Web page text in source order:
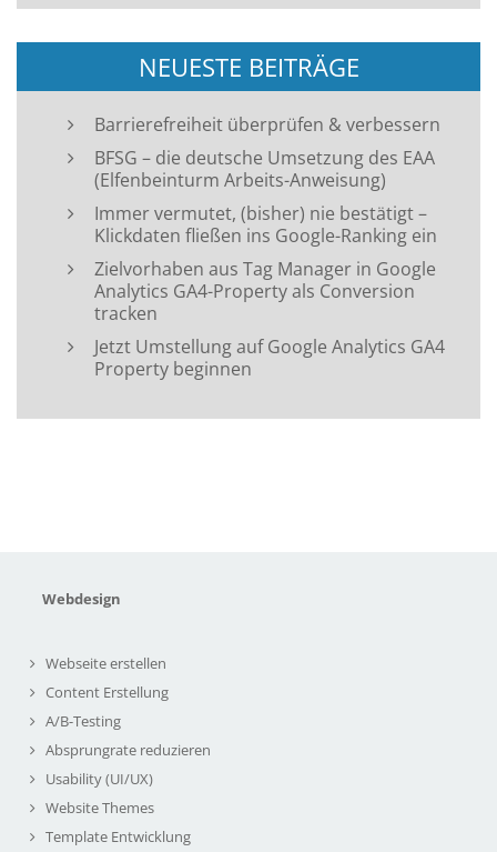
NEUESTE BEITRÄGE
Barrierefreiheit überprüfen & verbessern
BFSG – die deutsche Umsetzung des EAA
(Elfenbeinturm Arbeits-Anweisung)
Immer vermutet, (bisher) nie bestätigt –
Klickdaten fließen ins Google-Ranking ein
Zielvorhaben aus Tag Manager in Google
Analytics GA4-Property als Conversion
tracken
Jetzt Umstellung auf Google Analytics GA4
Property beginnen
Webdesign
Webseite erstellen
Content Erstellung
A/B-Testing
Absprungrate reduzieren
Usability (UI/UX)
Website Themes
Template Entwicklung